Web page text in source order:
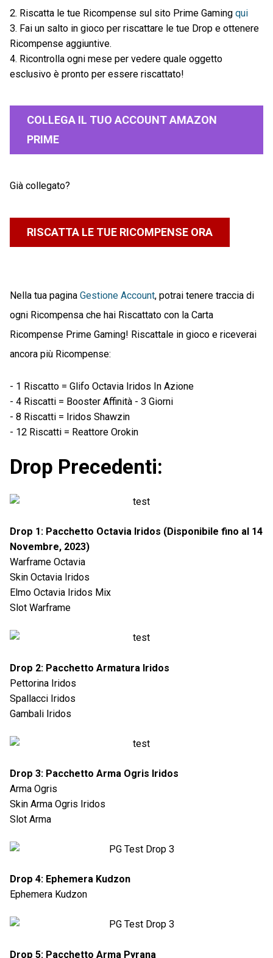
2. Riscatta le tue Ricompense sul sito Prime Gaming qui
3. Fai un salto in gioco per riscattare le tue Drop e ottenere
Ricompense aggiuntive.
4. Ricontrolla ogni mese per vedere quale oggetto
esclusivo è pronto per essere riscattato!
COLLEGA IL TUO ACCOUNT AMAZON
PRIME
Già collegato?
RISCATTA LE TUE RICOMPENSE ORA
Nella tua pagina Gestione Account, potrai tenere traccia di
ogni Ricompensa che hai Riscattato con la Carta
Ricompense Prime Gaming! Riscattale in gioco e riceverai
ancora più Ricompense:
- 1 Riscatto = Glifo Octavia Iridos In Azione
- 4 Riscatti = Booster Affinità - 3 Giorni
- 8 Riscatti = Iridos Shawzin
- 12 Riscatti = Reattore Orokin
Drop Precedenti:
Drop 1: Pacchetto Octavia Iridos (Disponibile fino al 14
Novembre, 2023)
Warframe Octavia
Skin Octavia Iridos
Elmo Octavia Iridos Mix
Slot Warframe
Drop 2: Pacchetto Armatura Iridos
Pettorina Iridos
Spallacci Iridos
Gambali Iridos
Drop 3: Pacchetto Arma Ogris Iridos
Arma Ogris
Skin Arma Ogris Iridos
Slot Arma
Drop 4: Ephemera Kudzon
Ephemera Kudzon
Drop 5: Pacchetto Arma Pyrana